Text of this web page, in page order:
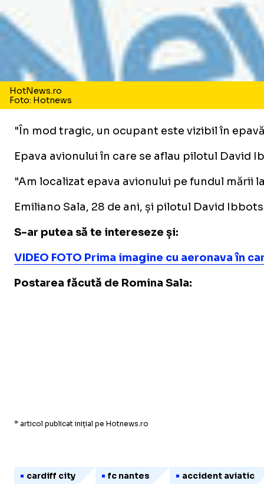
HotNews.ro
Foto: Hotnews
"În mod tragic, un ocupant este vizibil în
Epava avionului în care se aflau pilotul David
"Am localizat epava avionului pe fundul mării
Emiliano Sala, 28 de ani, și pilotul David
S-ar putea să te intereseze și:
VIDEO FOTO Prima imagine cu aeronava în
Postarea făcută de Romina Sala:
* articol publicat inițial pe Hotnews.ro
cardiff city fc nantes accident aviatic